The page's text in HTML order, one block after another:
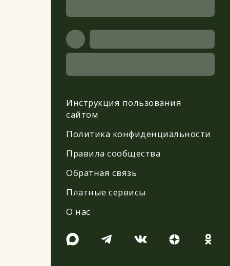
Инструкция пользования
сайтом
Политика конфиденциальности
Правила сообщества
Обратная связь
Платные сервисы
О нас